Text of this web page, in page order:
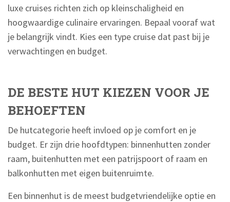
luxe cruises richten zich op kleinschaligheid en
hoogwaardige culinaire ervaringen. Bepaal vooraf wat
je belangrijk vindt. Kies een type cruise dat past bij je
verwachtingen en budget.
DE BESTE HUT KIEZEN VOOR JE
BEHOEFTEN
De hutcategorie heeft invloed op je comfort en je
budget. Er zijn drie hoofdtypen: binnenhutten zonder
raam, buitenhutten met een patrijspoort of raam en
balkonhutten met eigen buitenruimte.
Een binnenhut is de meest budgetvriendelijke optie en